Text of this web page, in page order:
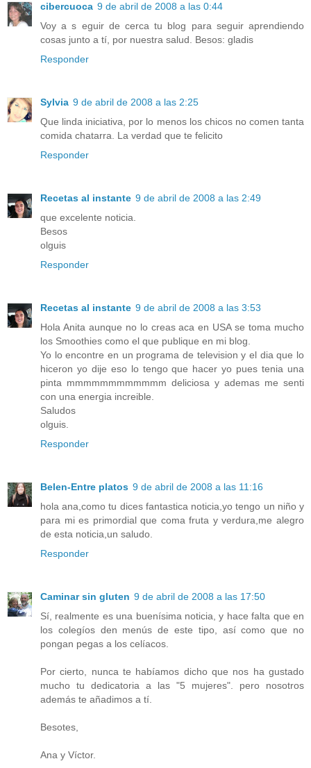
cibercuoca 9 de abril de 2008 a las 0:44
Voy a s eguir de cerca tu blog para seguir aprendiendo
cosas junto a tí, por nuestra salud. Besos: gladis
Responder
Sylvia 9 de abril de 2008 a las 2:25
Que linda iniciativa, por lo menos los chicos no comen tanta
comida chatarra. La verdad que te felicito
Responder
Recetas al instante 9 de abril de 2008 a las 2:49
que excelente noticia.
Besos
olguis
Responder
Recetas al instante 9 de abril de 2008 a las 3:53
Hola Anita aunque no lo creas aca en USA se toma mucho
los Smoothies como el que publique en mi blog.
Yo lo encontre en un programa de television y el dia que lo
hiceron yo dije eso lo tengo que hacer yo pues tenia una
pinta mmmmmmmmmmmm deliciosa y ademas me senti
con una energia increible.
Saludos
olguis.
Responder
Belen-Entre platos 9 de abril de 2008 a las 11:16
hola ana,como tu dices fantastica noticia,yo tengo un niño y
para mi es primordial que coma fruta y verdura,me alegro
de esta noticia,un saludo.
Responder
Caminar sin gluten 9 de abril de 2008 a las 17:50
Sí, realmente es una buenísima noticia, y hace falta que en
los colegíos den menús de este tipo, así como que no
pongan pegas a los celíacos.
Por cierto, nunca te habíamos dicho que nos ha gustado
mucho tu dedicatoria a las "5 mujeres". pero nosotros
además te añadimos a tí.
Besotes,
Ana y Víctor.